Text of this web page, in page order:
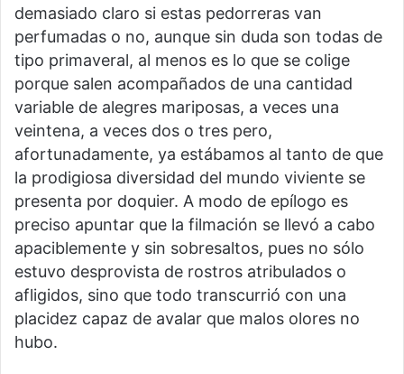
demasiado claro si estas pedorreras van
perfumadas o no, aunque sin duda son todas de
tipo primaveral, al menos es lo que se colige
porque salen acompañados de una cantidad
variable de alegres mariposas, a veces una
veintena, a veces dos o tres pero,
afortunadamente, ya estábamos al tanto de que
la prodigiosa diversidad del mundo viviente se
presenta por doquier. A modo de epílogo es
preciso apuntar que la filmación se llevó a cabo
apaciblemente y sin sobresaltos, pues no sólo
estuvo desprovista de rostros atribulados o
afligidos, sino que todo transcurrió con una
placidez capaz de avalar que malos olores no
hubo.